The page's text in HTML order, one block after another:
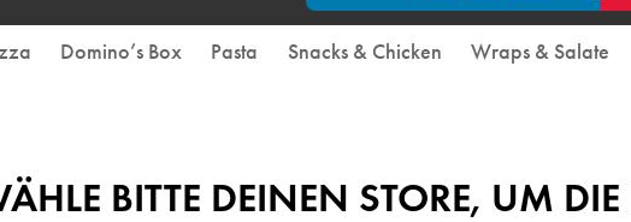
Domino’s Box Pasta Snacks & Chicken Wraps & Salate
BITTE DEINEN STORE, UM DIE